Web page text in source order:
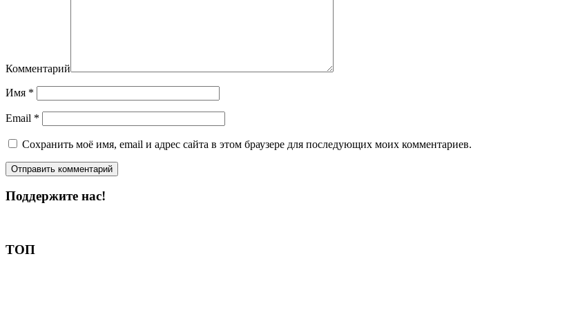
Комментарий
Имя *
Email *
Сохранить моё имя, email и адрес сайта в этом браузере для последующих моих комментариев.
Поддержите нас!
ТОП